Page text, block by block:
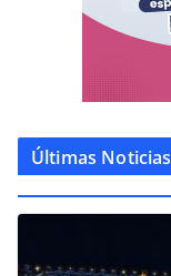
Últimas Noticias